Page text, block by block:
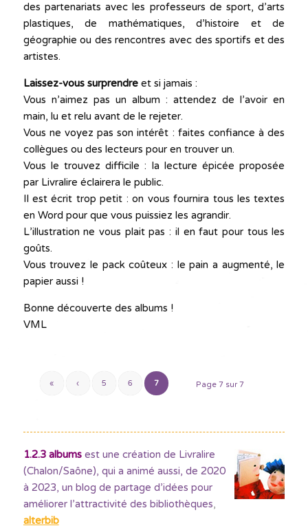
des partenariats avec les professeurs de sport, d’arts
plastiques, de mathématiques, d’histoire et de
géographie ou des rencontres avec des sportifs et des
artistes.
Laissez-vous surprendreet si jamais :
Vous n’aimez pas un album : attendez de l’avoir en
main, lu et relu avant de le rejeter.
Vous ne voyez pas son intérêt : faites confiance à des
collègues ou des lecteurs pour en trouver un.
Vous le trouvez difficile : la lecture épicée proposée
par Livralire éclairera le public.
Il est écrit trop petit : on vous fournira tous les textes
en Word pour que vous puissiez les agrandir.
L’illustration ne vous plait pas : il en faut pour tous les
goûts.
Vous trouvez le pack coûteux : le pain a augmenté, le
papier aussi !
Bonne découverte des albums !
VML
Page 7 sur 7
« ‹ 5 6 7
1.2.3 albumsest une création de Livralire
(Chalon/Saône), qui a animé aussi, de 2020
à 2023, un blog de partage d’idées pour
améliorer l’attractivité des bibliothèques,
alterbib